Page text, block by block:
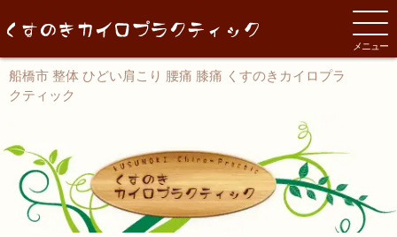
船橋市 整体 ひどい肩こり 腰痛 膝痛 くすのきカイロプラ
クティック
メニュー